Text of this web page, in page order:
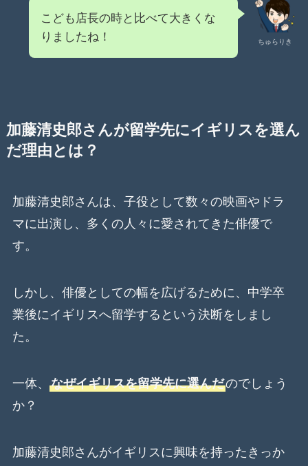
ちゅらりき
こども店長の時と比べて大きくな
りましたね！
加藤清史郎さんが留学先にイギリスを選ん
だ理由とは？
加藤清史郎さんは、子役として数々の映画やドラ
マに出演し、多くの人々に愛されてきた俳優で
す。
しかし、俳優としての幅を広げるために、中学卒
業後にイギリスへ留学するという決断をしまし
た。
一体、 なぜイギリスを留学先に選んだのでしょう
か？
加藤清史郎さんがイギリスに興味を持ったきっか